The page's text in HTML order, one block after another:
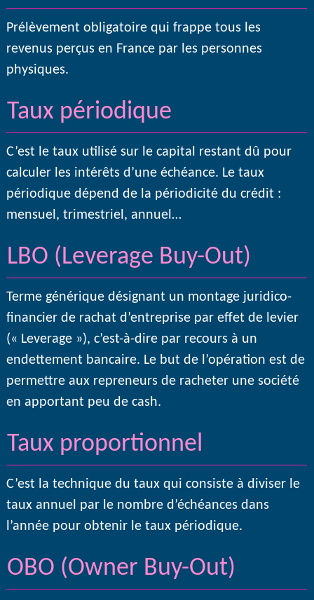
Prélèvement obligatoire qui frappe tous les
revenus perçus en France par les personnes
physiques.
Taux périodique
C’est le taux utilisé sur le capital restant dû pour
calculer les intérêts d’une échéance. Le taux
périodique dépend de la périodicité du crédit :
mensuel, trimestriel, annuel…
LBO (Leverage Buy-Out)
Terme générique désignant un montage juridico-
financier de rachat d’entreprise par effet de levier
(« Leverage »), c’est-à-dire par recours à un
endettement bancaire. Le but de l’opération est de
permettre aux repreneurs de racheter une société
en apportant peu de cash.
Taux proportionnel
C’est la technique du taux qui consiste à diviser le
taux annuel par le nombre d’échéances dans
l’année pour obtenir le taux périodique.
OBO (Owner Buy-Out)